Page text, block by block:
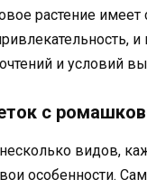
растение имеет
и условий
с
видов,
особенности.